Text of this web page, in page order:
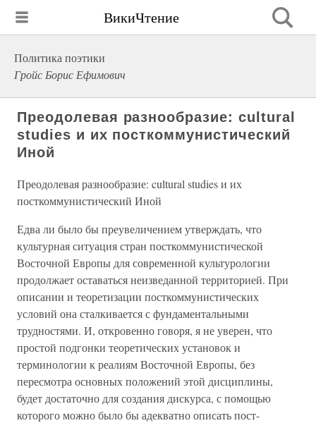
ВикиЧтение
Политика поэтики
Гройс Борис Ефимович
Преодолевая разнообразие: cultural
studies и их посткоммунистический
Иной
Преодолевая разнообразие: cultural studies и их
посткоммунистический Иной
Едва ли было бы преувеличением утверждать, что
культурная ситуация стран посткоммунистической
Восточной Европы для современной культурологии
продолжает оставаться неизведанной территорией. При
описании и теоретизации посткоммунистических
условий она сталкивается с фундаментальными
трудностями. И, откровенно говоря, я не уверен, что
простой подгонки теоретических установок и
терминологии к реалиям Восточной Европы, без
пересмотра основных положений этой дисциплины,
будет достаточно для создания дискурса, с помощью
которого можно было бы адекватно описать пост-